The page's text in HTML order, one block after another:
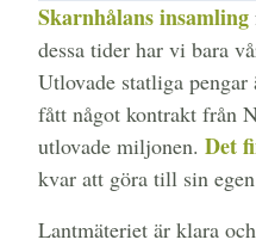
Skarnhålans insamling
dessa tider har vi bara
Utlovade statliga
fått något kontrakt från
utlovade miljonen. Det
kvar att göra till sin
Lantmäteriet är klara